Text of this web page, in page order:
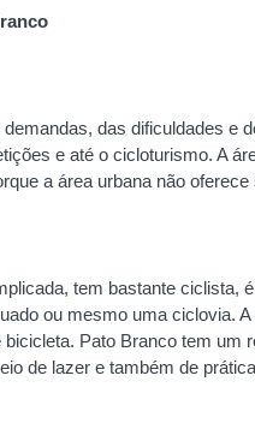
das dificuldades e
e até o cicloturismo. A
a área urbana não
tem bastante ciclista,
ou mesmo uma ciclovia.
bicicleta. Pato Branco tem
de lazer e também de